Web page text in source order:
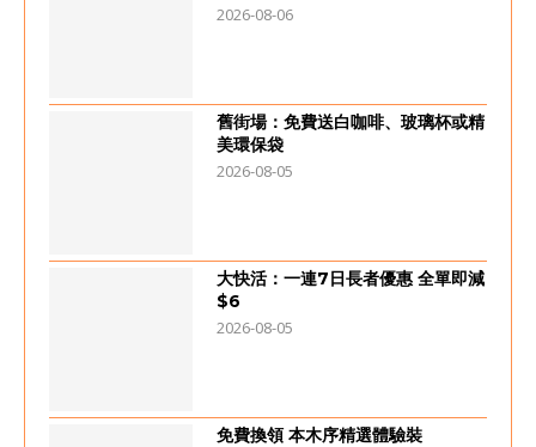
2026-08-06
舊街場：免費送白咖啡、玻璃杯或精
美環保袋
2026-08-05
大快活：一連7日長者優惠 全單即減
$6
2026-08-05
免費換領 本木序精選體驗裝